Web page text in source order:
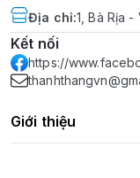
Địa chỉ:1, Bà Rịa
Kết nối
https://
Giới thiệu